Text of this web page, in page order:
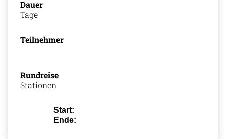
Dauer
Tage
Teilnehmer
Rundreise
Stationen
Start:
Ende: